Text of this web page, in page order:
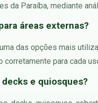
da Paraíba, mediante
áreas externas?
das opções mais
para cada
e quiosques?